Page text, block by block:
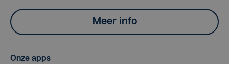
Meer info
Onze apps